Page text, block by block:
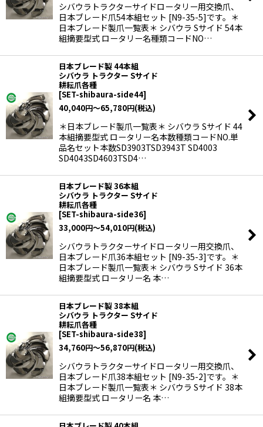
シバウラトラクターサイドロータリー用交換爪、
日本ブレード爪54本組セット [N9-35-5]です。＊
日本ブレード製爪一覧表＊ シバウラ Sサイド 54本
組摘要型式 ロータリー名種類コードNO…
日本ブレード製 44本組
シバウラ トラクター Sサイド
耕耘爪各種
[SET-shibaura-side44]
40,040円～65,780円(税込)
＊日本ブレード製爪一覧表＊ シバウラ Sサイド 44
本組摘要型式 ロータリー名本数種類コードNO.単
品名セット本数SD3903TSD3943T SD4003
SD4043SD4603TSD4…
日本ブレード製 36本組
シバウラ トラクター Sサイド
耕耘爪各種
[SET-shibaura-side36]
33,000円～54,010円(税込)
シバウラトラクターサイドロータリー用交換爪、
日本ブレード爪36本組セット [N9-35-3]です。＊
日本ブレード製爪一覧表＊ シバウラ Sサイド 36本
組摘要型式 ロータリー名 本…
日本ブレード製 38本組
シバウラ トラクター Sサイド
耕耘爪各種
[SET-shibaura-side38]
34,760円～56,870円(税込)
シバウラトラクターサイドロータリー用交換爪、
日本ブレード爪38本組セット [N9-35-2]です。＊
日本ブレード製爪一覧表＊ シバウラ Sサイド 38本
組摘要型式 ロータリー名 本…